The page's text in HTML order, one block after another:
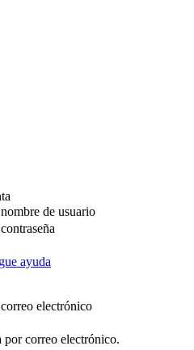
de usuario
ayuda
electrónico
por correo electrónico.